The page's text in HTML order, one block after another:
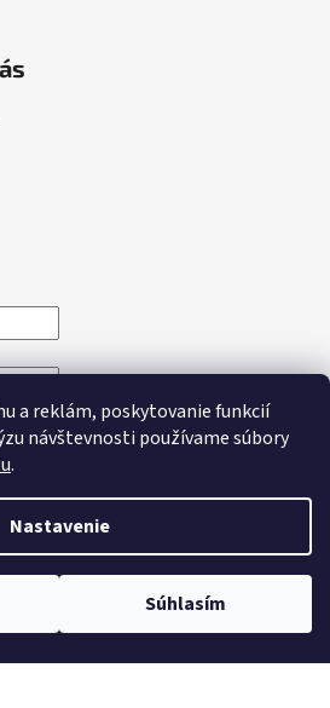
a reklám, poskytovanie funkcií
návštevnosti používame súbory
.
Nastavenie
Súhlasím
heslo
Vytvoril Shoptet
. Všetky práva vyhradené.
nastavenie cookies